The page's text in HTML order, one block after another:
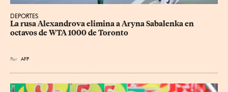
DEPORTES
La rusa Alexandrova elimina a Aryna Sabalenka en
octavos de WTA 1000 de Toronto
Por AFP